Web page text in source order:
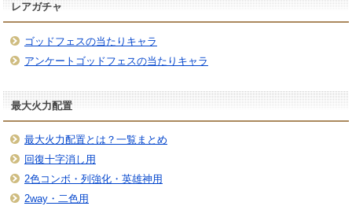
レアガチャ
ゴッドフェスの当たりキャラ
アンケートゴッドフェスの当たりキャラ
最大火力配置
最大火力配置とは？一覧まとめ
回復十字消し用
2色コンボ・列強化・英雄神用
2way・二色用